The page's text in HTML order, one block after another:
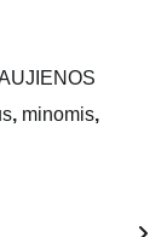
, minomis,